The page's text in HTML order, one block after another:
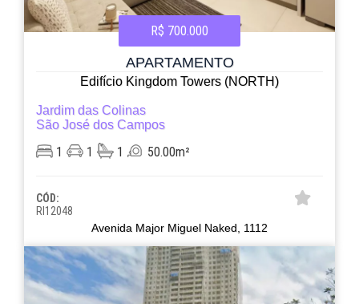
R$ 700.000
APARTAMENTO
Edifício Kingdom Towers (NORTH)
Jardim das Colinas
São José dos Campos
1 1 1 50.00m²
CÓD:
RI12048
Avenida Major Miguel Naked, 1112